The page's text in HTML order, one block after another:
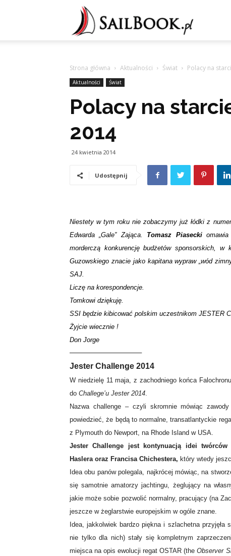
Strona główna Aktualności Świat Polacy na
Aktualności Świat
Polacy na
2014
24 kwietnia 2014
Udostępnij
Niestety w tym roku nie zobaczymy już łódki z
Edwarda „Gale” Zająca. Tomasz Piaseckiomawia
morderczą konkurencję budżetów sponsorskich,
Guzowskiego znacie jako kapitana wypraw „wód
SAJ.
Liczę na korespondencje.
Tomkowi dziękuję.
SSI będzie kibicować polskim uczestnikom JESTER
Żyjcie wiecznie !
Don Jorge
—————————–
Jester Challenge 2014
W niedzielę 11 maja, z zachodniego końca
do Challege’u Jester 2014.
Nazwa challenge – czyli skromnie mówiąc
powiedzieć, że będą to normalne, transatlantyckie
z Plymouth do Newport, na Rhode Island w USA.
Jester Challenge jest kontynuacją idei twórców
Haslera oraz Francisa Chichestera, który wtedy
Idea obu panów polegala, najkrócej mówiąc, na
się samotnie amatorzy jachtingu, żeglujący na
jakie może sobie pozwolić normalny, pracujący (na
jeszcze w żeglarstwie europejskim w ogóle znane.
Idea, jakkolwiek bardzo piękna i szlachetna
nie tylko dla nich) stały się kompletnym
miejsca na opis ewolucji regat OSTAR (the Observer